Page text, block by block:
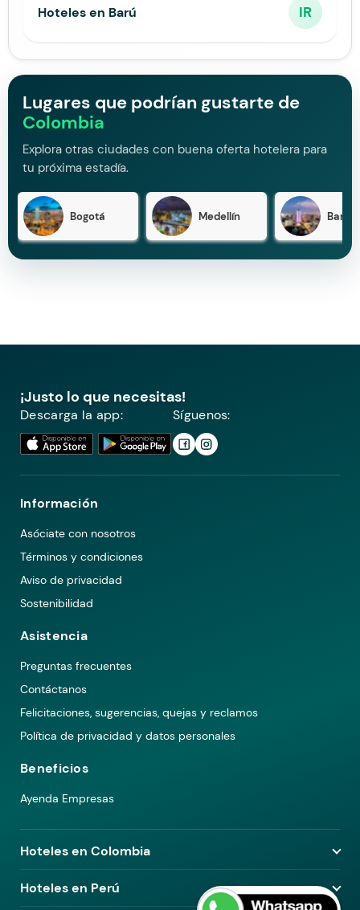
Hoteles en Barú IR
Lugares que podrían gustarte de
Colombia
Explora otras ciudades con buena oferta hotelera para
tu próxima estadía.
Bogotá Medellín
¡Justo lo que necesitas!
Descarga la app: Síguenos:
Información
Asóciate con nosotros
Términos y condiciones
Aviso de privacidad
Sostenibilidad
Asistencia
Preguntas frecuentes
Contáctanos
Felicitaciones, sugerencias, quejas y reclamos
Política de privacidad y datos personales
Beneficios
Ayenda Empresas
Hoteles en Colombia
Hoteles en Medellín
Hoteles en Bogotá
Hoteles en Perú